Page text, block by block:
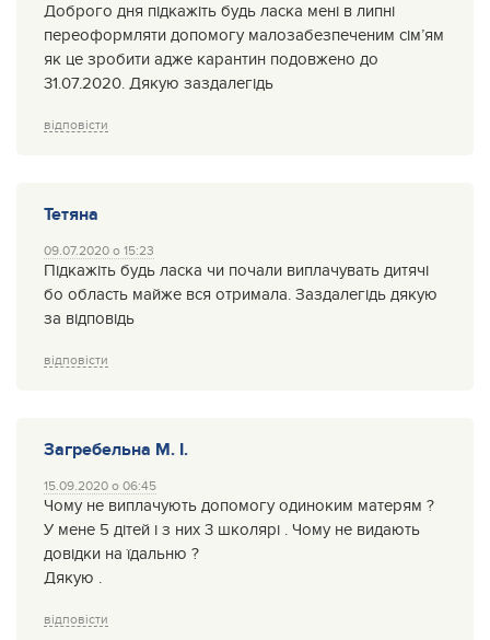
Доброго дня підкажіть будь ласка мені в липні
переоформляти допомогу малозабезпеченим сім’ям
як це зробити адже карантин подовжено до
31.07.2020. Дякую заздалегідь
відповісти
Тетяна
09.07.2020 о 15:23
Підкажіть будь ласка чи почали виплачувать дитячі
бо область майже вся отримала. Заздалегідь дякую
за відповідь
відповісти
Загребельна М. І.
15.09.2020 о 06:45
Чому не виплачують допомогу одиноким матерям ?
У мене 5 дітей і з них 3 школярі . Чому не видають
довідки на їдальню ?
Дякую .
відповісти